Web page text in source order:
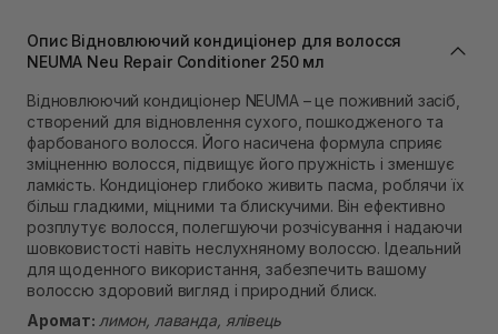
В наявності
Самовивіз м. Львів, вул. Степана Бандери 45
Самовивіз м. Рівне, вул. 16-го Липня, 15
В наявності
Самовивіз м. Рівне, вул. Кулика і Гудачека 23 (ТЦ
Екватор)
В наявності
Опис Відновлюючий кондиціонер для волосся
NEUMA Neu Repair Conditioner 250 мл
Відновлюючий кондиціонер NEUMA – це поживний засіб,
створений для відновлення сухого, пошкодженого та
фарбованого волосся. Його насичена формула сприяє
зміцненню волосся, підвищує його пружність і зменшує
ламкість. Кондиціонер глибоко живить пасма, роблячи їх
більш гладкими, міцними та блискучими. Він ефективно
розплутує волосся, полегшуючи розчісування і надаючи
шовковистості навіть неслухняному волоссю. Ідеальний
для щоденного використання, забезпечить вашому
волоссю здоровий вигляд і природний блиск.
Аромат: лимон, лаванда, ялівець